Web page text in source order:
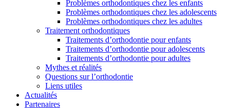
Problèmes orthodontiques chez les enfants
Problèmes orthodontiques chez les adolescents
Problèmes orthodontiques chez les adultes
Traitement orthodontiques
Traitements d’orthodontie pour enfants
Traitements d’orthodontie pour adolescents
Traitements d’orthodontie pour adultes
Mythes et réalités
Questions sur l’orthodontie
Liens utiles
Actualités
Partenaires